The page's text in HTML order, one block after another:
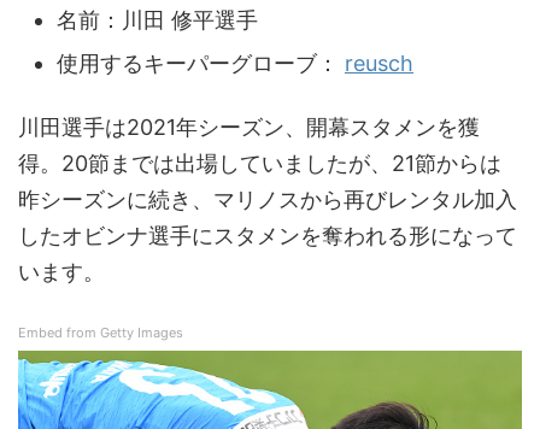
名前：川田 修平選手
使用するキーパーグローブ： reusch
川田選手は2021年シーズン、開幕スタメンを獲
得。20節までは出場していましたが、21節からは
昨シーズンに続き、マリノスから再びレンタル加入
したオビンナ選手にスタメンを奪われる形になって
います。
Embed from Getty Images